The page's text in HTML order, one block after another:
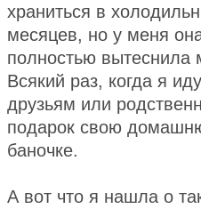
храниться в
месяцев, но у меня
полностью вытеснила
Всякий раз, когда я
друзьям или
подарок свою
баночке.
А вот что я нашла о